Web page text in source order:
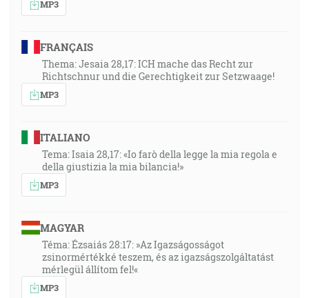
MP3
FRANÇAIS
Thema: Jesaia 28,17: ICH mache das Recht zur
Richtschnur und die Gerechtigkeit zur Setzwaage!
MP3
ITALIANO
Tema: Isaia 28,17: «Io farò della legge la mia regola e
della giustizia la mia bilancia!»
MP3
MAGYAR
Téma: Ézsaiás 28:17: »Az Igazságosságot
zsinormértékké teszem, és az igazságszolgáltatást
mérlegül állítom fel!«
MP3